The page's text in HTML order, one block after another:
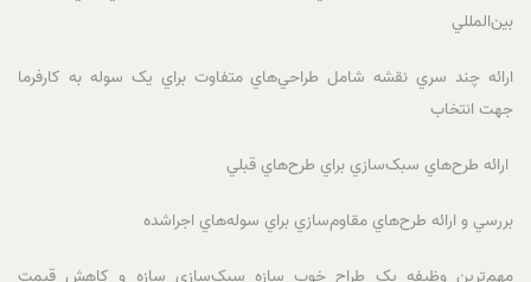
بين‌المللي
ارائه چند سري نقشه شامل طراحي‌هاي متفاوت براي يک سوله به کارفرما
جهت انتخاب
ارائه طرح‌هاي سبک‌سازي براي طرح‌هاي قبلي
بررسي و ارائه طرح‌هاي مقاوم‌سازي براي سوله‌هاي اجراشده